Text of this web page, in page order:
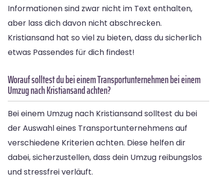
Informationen sind zwar nicht im Text enthalten,
aber lass dich davon nicht abschrecken.
Kristiansand hat so viel zu bieten, dass du sicherlich
etwas Passendes für dich findest!
Worauf solltest du bei einem Transportunternehmen bei einem
Umzug nach Kristiansand achten?
Bei einem Umzug nach Kristiansand solltest du bei
der Auswahl eines Transportunternehmens auf
verschiedene Kriterien achten. Diese helfen dir
dabei, sicherzustellen, dass dein Umzug reibungslos
und stressfrei verläuft.